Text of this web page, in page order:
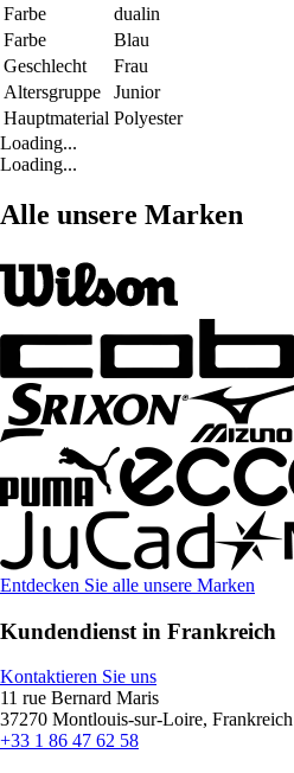
Farbe
dualin
Farbe
Blau
Geschlecht
Frau
Altersgruppe
Junior
Hauptmaterial Polyester
Loading...
Loading...
Alle unsere Marken
Entdecken Sie alle unsere Marken
Kundendienst in Frankreich
Kontaktieren Sie uns
11 rue Bernard Maris
37270 Montlouis-sur-Loire, Frankreich
+33 1 86 47 62 58